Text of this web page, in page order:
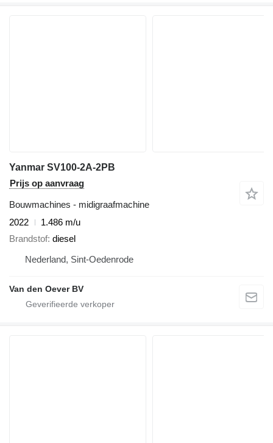
Yanmar SV100-2A-2PB
Prijs op aanvraag
Bouwmachines - midigraafmachine
2022
1.486 m/u
Brandstof diesel
Nederland, Sint-Oedenrode
Van den Oever BV